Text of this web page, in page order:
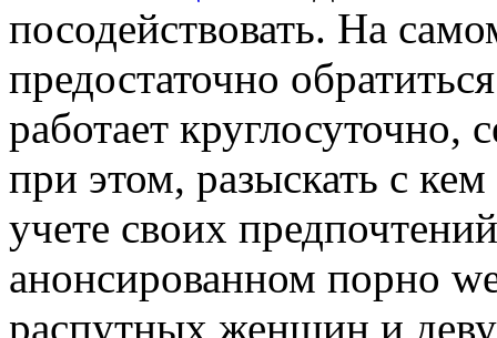
посодействовать. На
предостаточно
работает
при этом, разыскать с
учете своих
анонсированном порно
распутных женщин и